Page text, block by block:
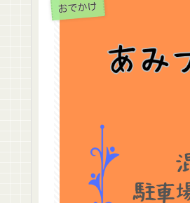
おでかけ